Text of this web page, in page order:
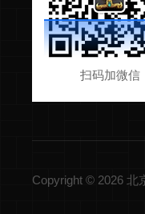
扫码加微信
Copyright © 2026 北